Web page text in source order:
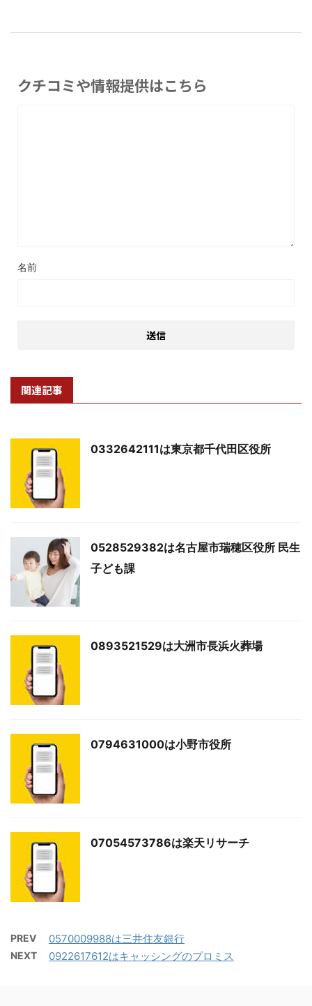
クチコミや情報提供はこちら
名前
関連記事
0332642111は東京都千代田区役所
0528529382は名古屋市瑞穂区役所 民生
子ども課
0893521529は大洲市長浜火葬場
0794631000は小野市役所
07054573786は楽天リサーチ
PREV 0570009988は三井住友銀行
NEXT 0922617612はキャッシングのプロミス